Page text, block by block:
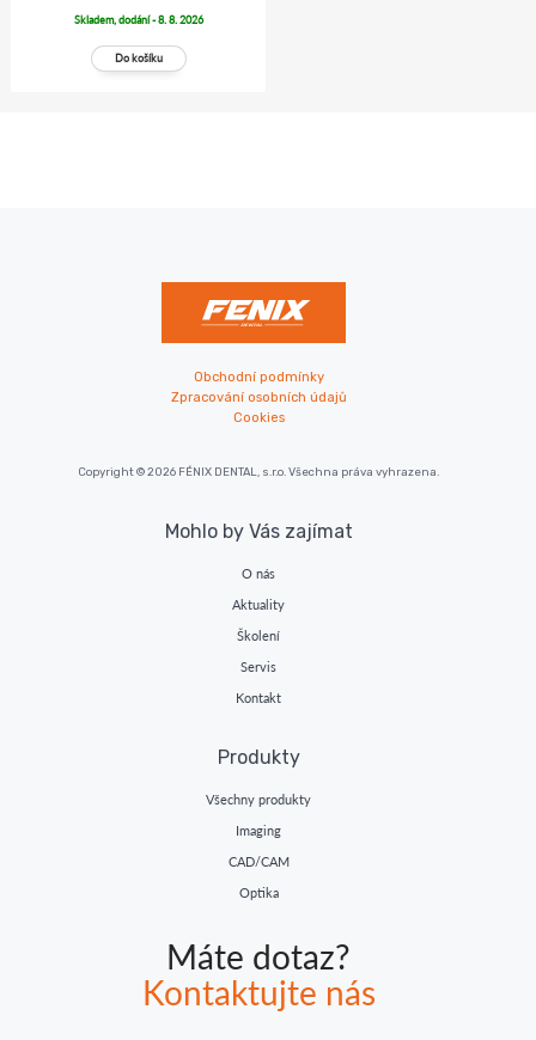
Skladem, dodání - 8. 8. 2026
Obchodní podmínky
Zpracování osobních údajů
Cookies
Copyright © 2026 FÉNIX DENTAL, s.r.o. Všechna práva vyhrazena.
Mohlo by Vás zajímat
O nás
Aktuality
Školení
Servis
Kontakt
Produkty
Všechny produkty
Imaging
CAD/CAM
Optika
Máte dotaz?
Kontaktujte nás